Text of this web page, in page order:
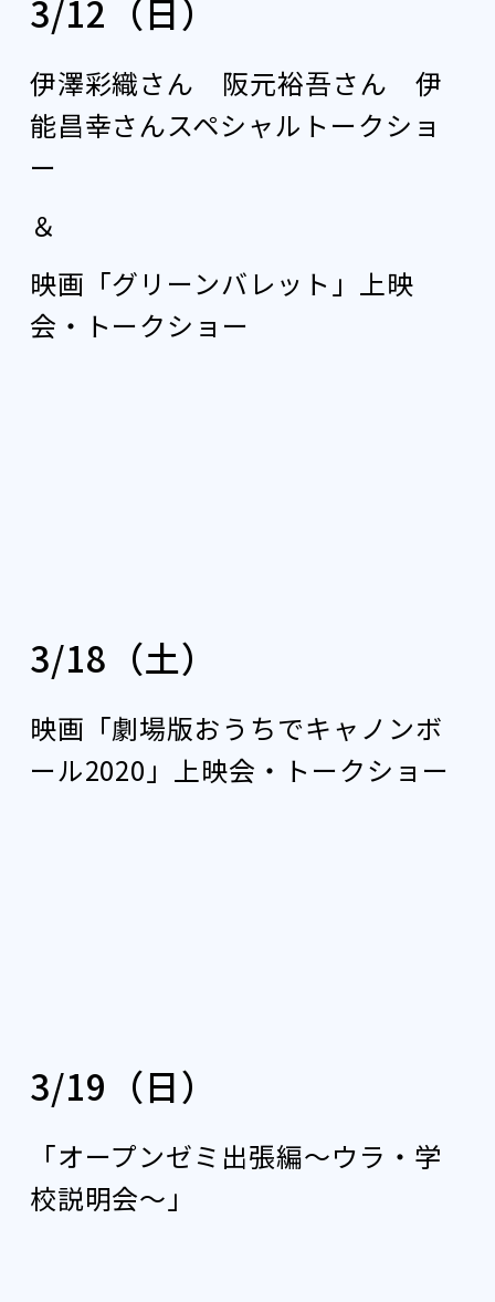
3/12（日）
伊澤彩織さん 阪元裕吾さん 伊
能昌幸さんスペシャルトークショ
ー
＆
映画「グリーンバレット」上映
会・トークショー
3/18（土）
映画「劇場版おうちでキャノンボ
ール2020」上映会・トークショー
3/19（日）
「オープンゼミ出張編〜ウラ・学
校説明会〜」